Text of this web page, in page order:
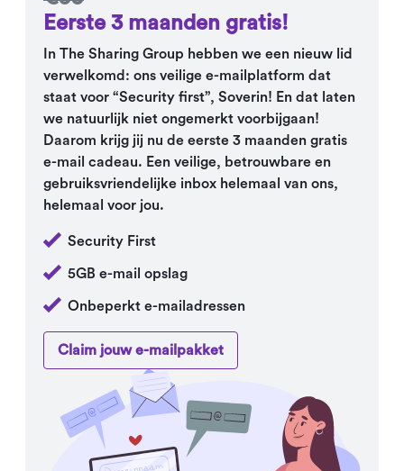
Eerste 3 maanden gratis!
In The Sharing Group hebben we een nieuw lid
verwelkomd: ons veilige e-mailplatform dat
staat voor “Security first”, Soverin! En dat laten
we natuurlijk niet ongemerkt voorbijgaan!
Daarom krijg jij nu de eerste 3 maanden gratis
e-mail cadeau. Een veilige, betrouwbare en
gebruiksvriendelijke inbox helemaal van ons,
helemaal voor jou.
Security First
5GB e-mail opslag
Onbeperkt e-mailadressen
Claim jouw e-mailpakket